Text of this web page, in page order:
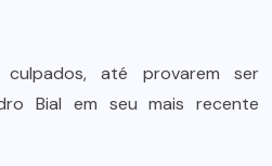
até provarem ser
Bial em seu mais recente